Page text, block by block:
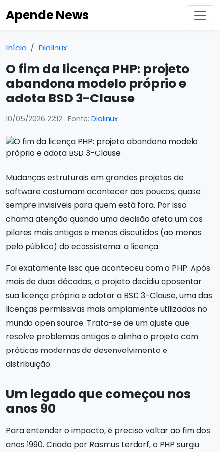
Apende News
Início Diolinux
O fim da licença PHP: projeto
abandona modelo próprio e
adota BSD 3-Clause
10/05/2026 22:12 · Fonte: Diolinux
Mudanças estruturais em grandes projetos de
software costumam acontecer aos poucos, quase
sempre invisíveis para quem está fora. Por isso
chama atenção quando uma decisão afeta um dos
pilares mais antigos e menos discutidos (ao menos
pelo público) do ecossistema: a licença.
Foi exatamente isso que aconteceu com o PHP. Após
mais de duas décadas, o projeto decidiu aposentar
sua licença própria e adotar a BSD 3-Clause, uma das
licenças permissivas mais amplamente utilizadas no
mundo open source. Trata-se de um ajuste que
resolve problemas antigos e alinha o projeto com
práticas modernas de desenvolvimento e
distribuição.
Um legado que começou nos
anos 90
Para entender o impacto, é preciso voltar ao fim dos
anos 1990. Criado por Rasmus Lerdorf, o PHP surgiu